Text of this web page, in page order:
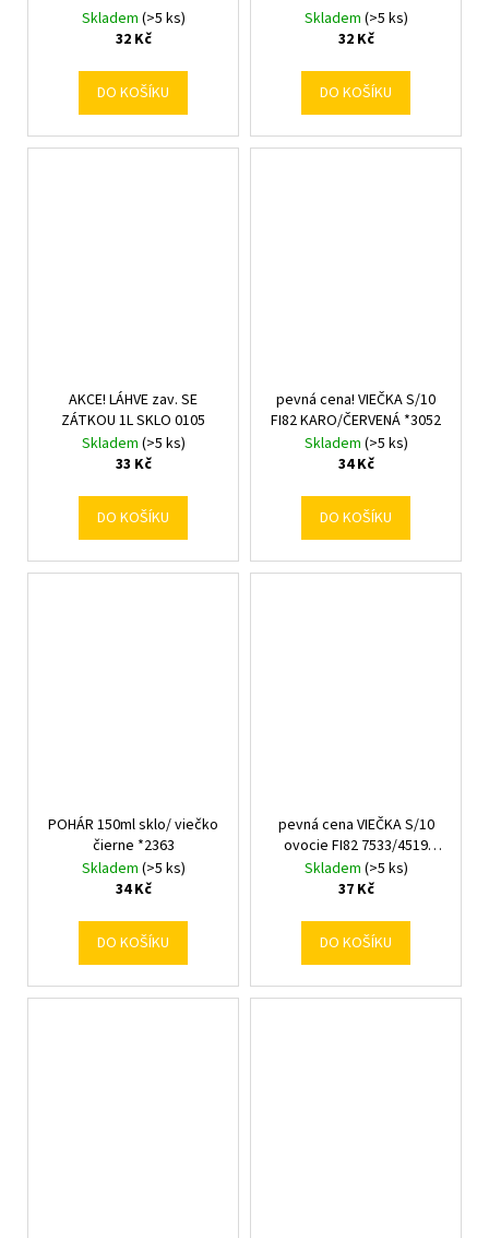
Skladem (>5 ks)
32 Kč
DO KOŠÍKU
Skladem (>5 ks)
32 Kč
DO KOŠÍKU
AKCE! LÁHVE zav. SE
ZÁTKOU 1L SKLO 0105
Skladem (>5 ks)
33 Kč
DO KOŠÍKU
pevná cena! VIEČKA S/10
FI82 KARO/ČERVENÁ *3052
Skladem (>5 ks)
34 Kč
DO KOŠÍKU
POHÁR 150ml sklo/ viečko
čierne *2363
Skladem (>5 ks)
34 Kč
DO KOŠÍKU
pevná cena VIEČKA S/10
ovocie FI82 7533/4519
CAPKPL82OW4 7533
Skladem (>5 ks)
37 Kč
DO KOŠÍKU